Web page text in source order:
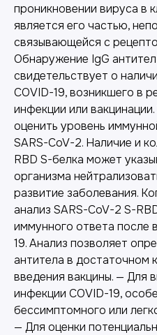
проникновении вируса в
является его частью,
связывающейся с
Обнаружение IgG
свидетельствует о
COVID-19, возникшего в
инфекции или
оценить уровень
SARS-CoV-2. Наличие и
RBD S-белка может
организма
развитие заболевания.
анализ SARS-CoV-2 S-
иммунного ответа после
19. Анализ позволяет
антитела в достаточном
введения вакцины. — Для
инфекции COVID-19,
бессимптомного или
— Для оценки